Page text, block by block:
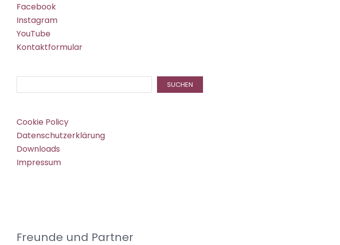
Facebook
Instagram
YouTube
Kontaktformular
SUCHEN
Cookie Policy
Datenschutzerklärung
Downloads
Impressum
Freunde und Partner